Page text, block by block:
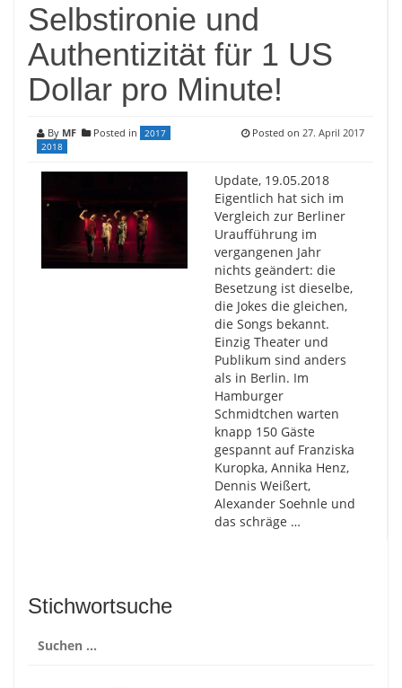
Selbstironie und
Authentizität für 1 US
Dollar pro Minute!
By MF Posted in
2017
2018
Posted on 27. April 2017
Update, 19.05.2018
Eigentlich hat sich im
Vergleich zur Berliner
Uraufführung im
vergangenen Jahr
nichts geändert: die
Besetzung ist dieselbe,
die Jokes die gleichen,
die Songs bekannt.
Einzig Theater und
Publikum sind anders
als in Berlin. Im
Hamburger
Schmidtchen warten
knapp 150 Gäste
gespannt auf Franziska
Kuropka, Annika Henz,
Dennis Weißert,
Alexander Soehnle und
das schräge …
Stichwortsuche
nach: